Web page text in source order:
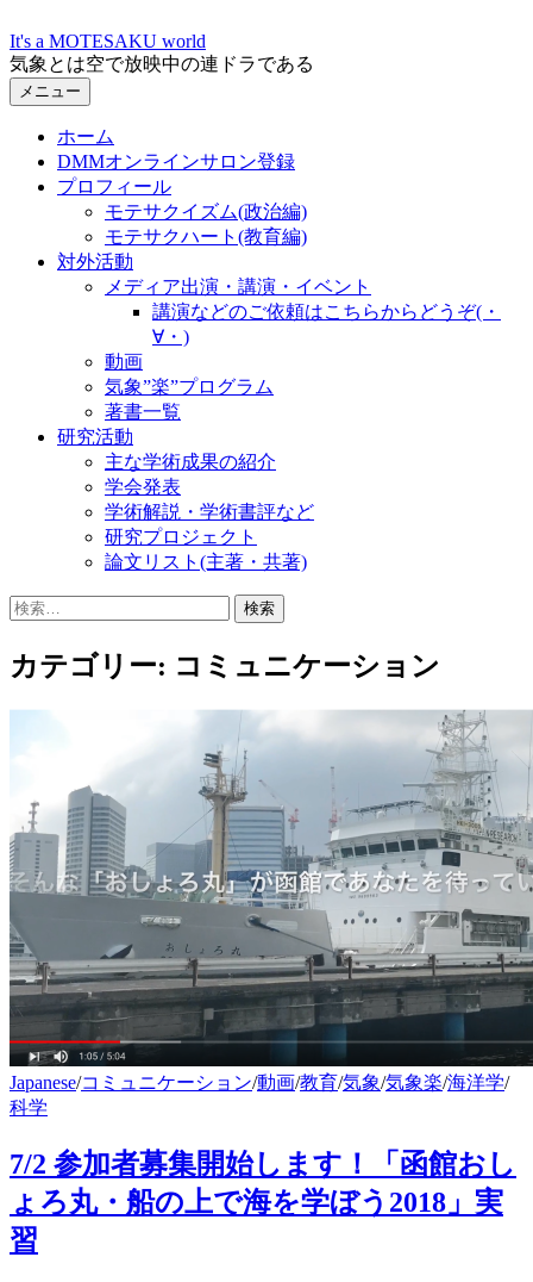
ン
テ
ン
It's a MOTESAKU world
気象とは空で放映中の連ドラである
メニュー
ホーム
DMMオンラインサロン登録
プロフィール
モテサクイズム(政治編)
モテサクハート(教育編)
対外活動
メディア出演・講演・イベント
講演などのご依頼はこちらからどうぞ(・
∀・)
動画
気象”楽”プログラム
著書一覧
研究活動
主な学術成果の紹介
学会発表
学術解説・学術書評など
研究プロジェクト
論文リスト(主著・共著)
検
カテゴリー: コミュニケーション
Japanese/コミュニケーション/動画/教育/気象/気象楽/海洋学/
科学
7/2 参加者募集開始します！「函館おし
ょろ丸・船の上で海を学ぼう2018」実
習